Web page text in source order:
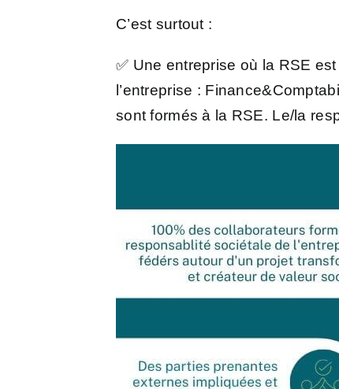
C’est surtout :
✅ Une entreprise où la RSE
l’entreprise :
sont formés à la RSE. Le/la